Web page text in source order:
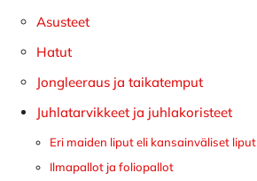
sivupalkki
Asusteet
Hatut
Jongleeraus ja taikatemput
Juhlatarvikkeet ja juhlakoristeet
Eri maiden liput eli kansainväliset liput
Ilmapallot ja foliopallot